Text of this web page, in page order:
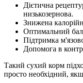
Дієтична
низькозернова.
Знижена
Оптимальний
Підтримка
Допомога в
Такий сухий корм
просто необхідний,